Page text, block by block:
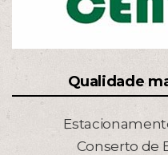
Qualidade
Conserto de